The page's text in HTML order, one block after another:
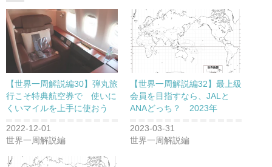
【世界一周解説編30】弾丸旅
行こそ特典航空券で 使いに
くいマイルを上手に使おう
2022-12-01
世界一周解説編
【世界一周解説編32】最上級
会員を目指すなら、JALと
ANAどっち？ 2023年
2023-03-31
世界一周解説編